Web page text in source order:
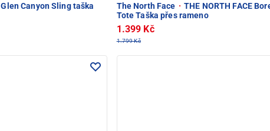
Glen Canyon Sling taška The North Face · THE NORTH FACE
Tote Taška přes rameno
1.399 Kč
1.799 Kč